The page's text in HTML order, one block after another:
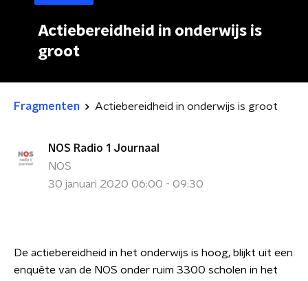
Actiebereidheid in onderwijs is
groot
Fragmenten Actiebereidheid in onderwijs is groot
NOS Radio 1 Journaal
NOS
30 januari 2020 06:00 - 09:30
De actiebereidheid in het onderwijs is hoog, blijkt uit een
enquête van de NOS onder ruim 3300 scholen in het